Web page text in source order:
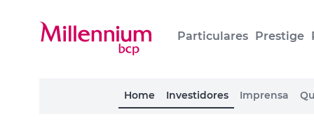
Particulares Prestige
Home Investidores Imprensa